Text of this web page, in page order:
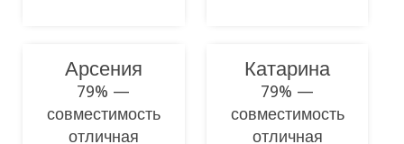
Арсения
79% —
совместимость
отличная
Катарина
79% —
совместимость
отличная